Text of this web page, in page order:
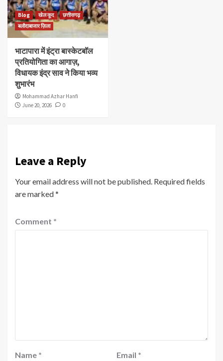
Blog खेल कूद
छत्तीसगढ़
बलौदाबाजार ज़िला
भाटापारा में इंट्रा बास्केटबॉल
प्रतियोगिता का आगाज़,
विधायक इंद्र साव ने किया भव्य
शुभारंभ
Mohammad Azhar Hanfi
June 20, 2026
0
Leave a Reply
Your email address will not be published. Required fields
are marked*
Comment *
Name * Email *